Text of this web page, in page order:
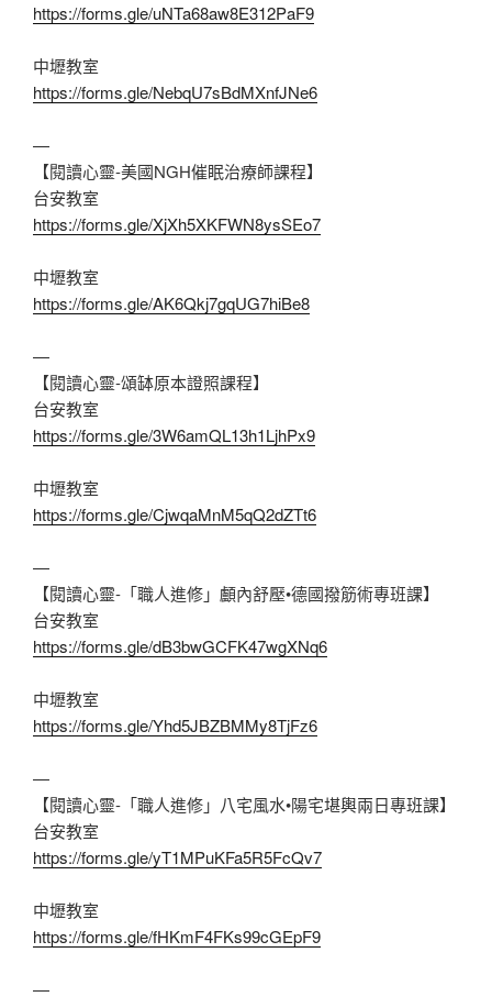
https://forms.gle/uNTa68aw8E312PaF9
中壢教室
https://forms.gle/NebqU7sBdMXnfJNe6
—
【閱讀心靈-美國NGH催眠治療師課程】
台安教室
https://forms.gle/XjXh5XKFWN8ysSEo7
中壢教室
https://forms.gle/AK6Qkj7gqUG7hiBe8
—
【閱讀心靈-頌缽原本證照課程】
台安教室
https://forms.gle/3W6amQL13h1LjhPx9
中壢教室
https://forms.gle/CjwqaMnM5qQ2dZTt6
—
【閱讀心靈-「職人進修」顱內舒壓•德國撥筋術專班課】
台安教室
https://forms.gle/dB3bwGCFK47wgXNq6
中壢教室
https://forms.gle/Yhd5JBZBMMy8TjFz6
—
【閱讀心靈-「職人進修」八宅風水•陽宅堪輿兩日專班課】
台安教室
https://forms.gle/yT1MPuKFa5R5FcQv7
中壢教室
https://forms.gle/fHKmF4FKs99cGEpF9
—